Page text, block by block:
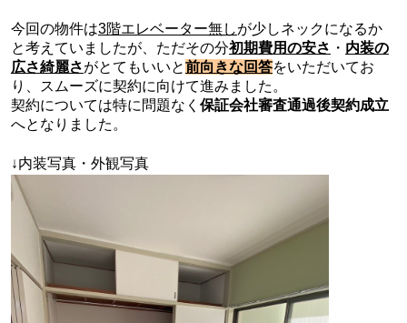
今回の物件は3階エレベーター無しが少しネックになるか
と考えていましたが、 ただその分初期費用の安さ ・ 内装の
広さ綺麗さがとてもいいと前向きな回答をいただいてお
り、スムーズに契約に向けて進みました。
契約については特に問題なく 保証会社審査通過後契約成立
へとなりました。
↓内装写真・外観写真